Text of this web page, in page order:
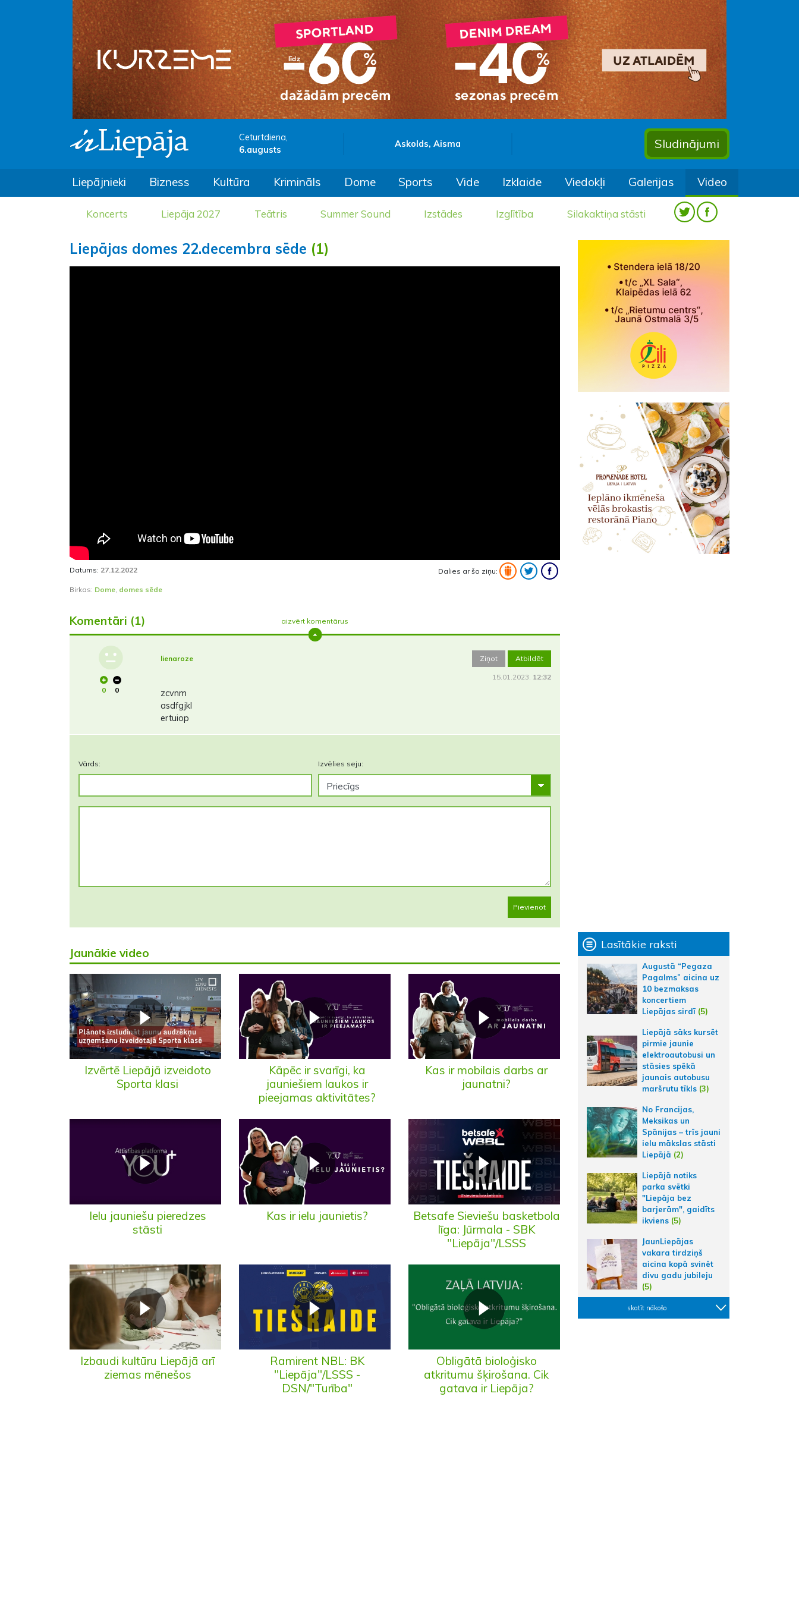
Ceturtdiena,
6.augusts
Askolds, Aisma Sludinājumi
Liepājnieki Bizness Kultūra Krimināls Dome Sports Vide Izklaide Viedokļi Galerijas Video
Koncerts Liepāja 2027 Teātris Summer Sound Izstādes Izglītība Silakaktiņa stāsti
Liepājas domes 22.decembra sēde (1)
Datums: 27.12.2022 Dalies ar šo ziņu:
Birkas: Dome, domes sēde
Komentāri (1) aizvērt komentārus
0 0
lienaroze Ziņot Atbildēt
15.01.2023. 12:32
zcvnm
asdfgjkl
ertuiop
Vārds: Izvēlies seju:
Pievienot
Jaunākie video
Izvērtē Liepājā izveidoto
Sporta klasi
Kāpēc ir svarīgi, ka
jauniešiem laukos ir
pieejamas aktivitātes?
Kas ir mobilais darbs ar
jaunatni?
Ielu jauniešu pieredzes
stāsti
Kas ir ielu jaunietis?
Betsafe Sieviešu basketbola
līga: Jūrmala - SBK
"Liepāja"/LSSS
Izbaudi kultūru Liepājā arī
ziemas mēnešos
Ramirent NBL: BK
"Liepāja"/LSSS -
DSN/"Turība"
Obligātā bioloģisko
atkritumu šķirošana. Cik
gatava ir Liepāja?
Lasītākie raksti
Augustā “Pegaza
Pagalms” aicina uz
10 bezmaksas
koncertiem
Liepājas sirdī (5)
Liepājā sāks kursēt
pirmie jaunie
elektroautobusi un
stāsies spēkā
jaunais autobusu
maršrutu tīkls (3)
No Francijas,
Meksikas un
Spānijas – trīs jauni
ielu mākslas stāsti
Liepājā (2)
Liepājā notiks
parka svētki
"Liepāja bez
barjerām", gaidīts
ikviens (5)
JaunLiepājas
vakara tirdziņš
aicina kopā svinēt
divu gadu jubileju
(5)
skatīt nākošo